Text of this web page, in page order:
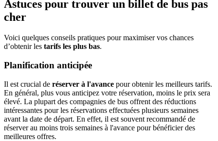
Astuces pour trouver un billet de bus pas
cher
Voici quelques conseils pratiques pour maximiser vos chances
d’obtenir les tarifs les plus bas.
Planification anticipée
Il est crucial de réserver à l'avance pour obtenir les meilleurs tarifs.
En général, plus vous anticipez votre réservation, moins le prix sera
élevé. La plupart des compagnies de bus offrent des réductions
intéressantes pour les réservations effectuées plusieurs semaines
avant la date de départ. En effet, il est souvent recommandé de
réserver au moins trois semaines à l'avance pour bénéficier des
meilleures offres.